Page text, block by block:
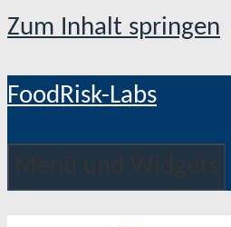
Zum Inhalt springen
FoodRisk-Labs